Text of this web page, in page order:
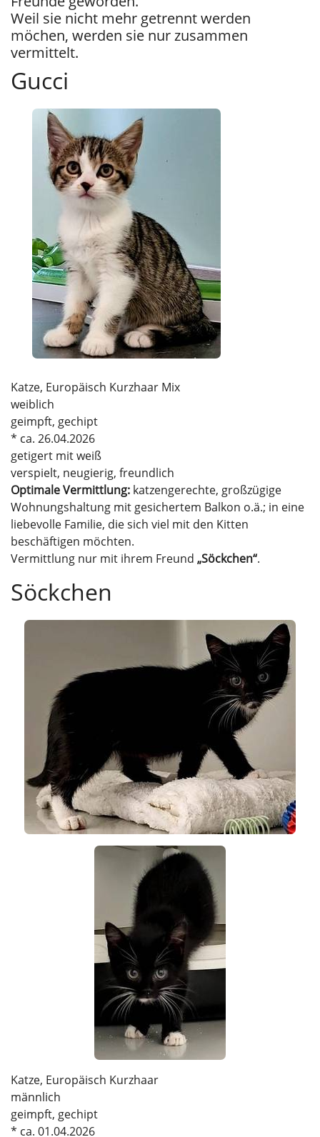
Weil sie nicht mehr getrennt werden
möchen, werden sie nur zusammen
vermittelt.
Gucci
Katze, Europäisch Kurzhaar Mix
weiblich
geimpft, gechipt
* ca. 26.04.2026
getigert mit weiß
verspielt, neugierig, freundlich
Optimale Vermittlung: katzengerechte, großzügige
Wohnungshaltung mit gesichertem Balkon o.ä.; in eine
liebevolle Familie, die sich viel mit den Kitten
beschäftigen möchten.
Vermittlung nur mit ihrem Freund „Söckchen“.
Söckchen
Katze, Europäisch Kurzhaar
männlich
geimpft, gechipt
* ca. 01.04.2026